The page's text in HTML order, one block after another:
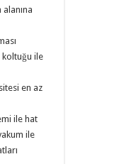
koltuğu ile
en az
ile hat
ile